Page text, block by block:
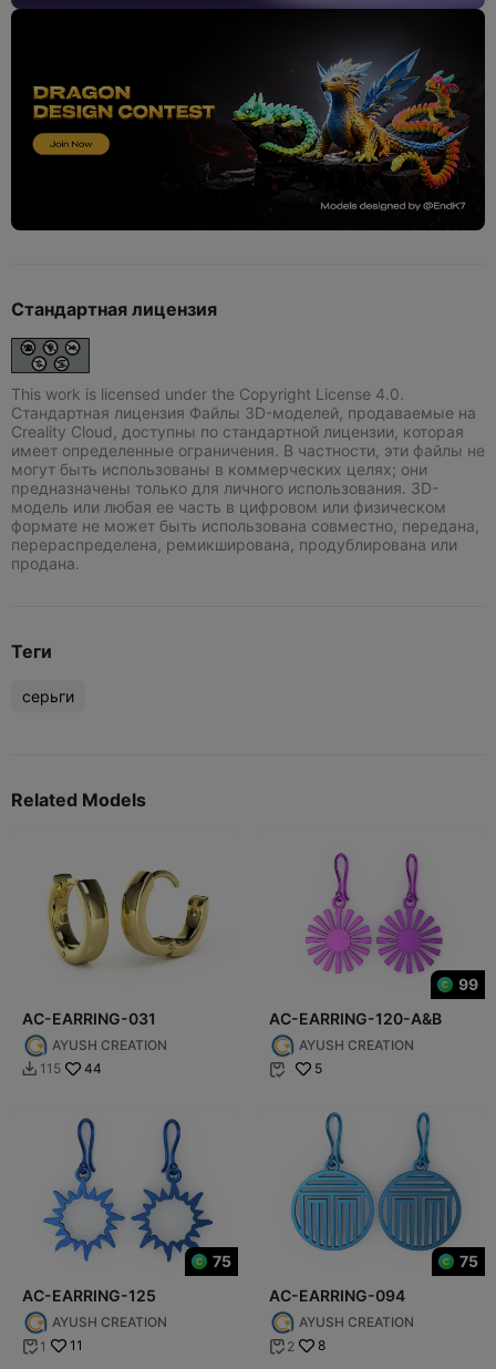
Стандартная лицензия
This work is licensed under the Copyright License 4.0.
Стандартная лицензия Файлы 3D-моделей, продаваемые на
Creality Cloud, доступны по стандартной лицензии, которая
имеет определенные ограничения. В частности, эти файлы не
могут быть использованы в коммерческих целях; они
предназначены только для личного использования. 3D-
модель или любая ее часть в цифровом или физическом
формате не может быть использована совместно, передана,
перераспределена, ремикширована, продублирована или
продана.
Теги
серьги
Related Models
AC-EARRING-031
AYUSH CREATION
 115 44
99
AC-EARRING-120-A&B
AYUSH CREATION
 5
75
AC-EARRING-125
AYUSH CREATION
 1 11
75
AC-EARRING-094
AYUSH CREATION
 2 8